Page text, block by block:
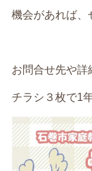
機会があれば、
お問合せ先や詳
チラシ３枚で1